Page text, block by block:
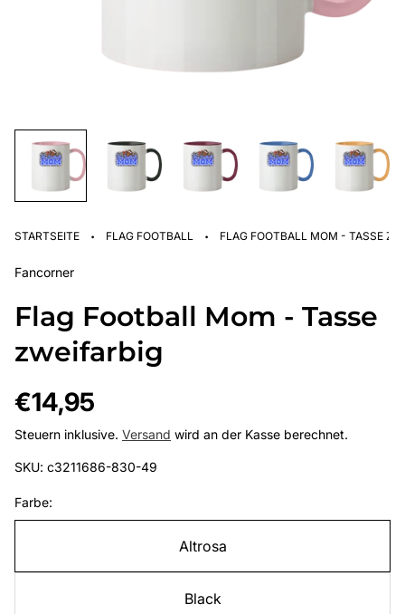
STARTSEITE · FLAG FOOTBALL · FLAG FOOTBALL MOM - TASSE
Fancorner
Flag Football Mom - Tasse
zweifarbig
Regulärer
Preis
€14,95
Steuern inklusive. Versand wird an der Kasse berechnet.
SKU: c3211686-830-49
Farbe:
Altrosa
Black